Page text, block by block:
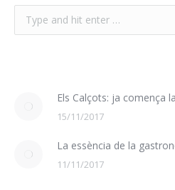
Els Calçots: ja comença
15/11/2017
La essència de la
11/11/2017